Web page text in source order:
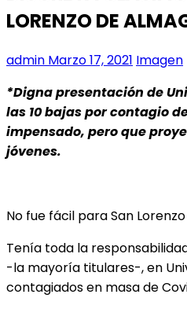
LORENZO DE
admin Marzo 17, 2021 Imagen
*Digna presentación de
las 10 bajas por contagio
impensado, pero que
jóvenes.
No fue fácil para San
Tenía toda la
-la mayoría titulares-, en
contagiados en masa de